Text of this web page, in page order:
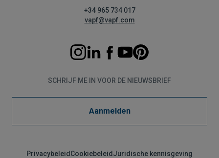
+34 965 734 017
vapf@vapf.com
SCHRIJF ME IN VOOR DE NIEUWSBRIEF
Aanmelden
Privacybeleid Cookiebeleid Juridische kennisgeving